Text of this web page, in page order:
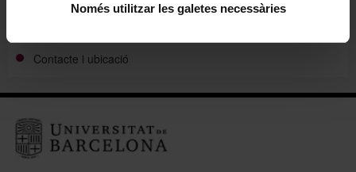
Només utilitzar les galetes necessàries
Contacte i ubicació